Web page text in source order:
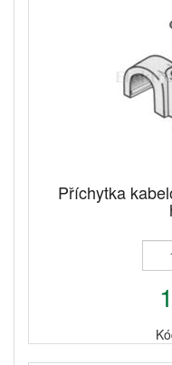
Příchytka